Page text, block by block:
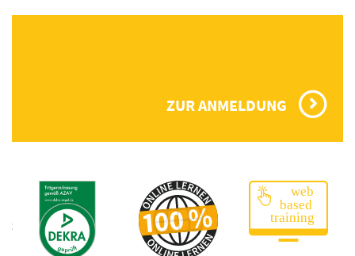
ZUR ANMELDUNG